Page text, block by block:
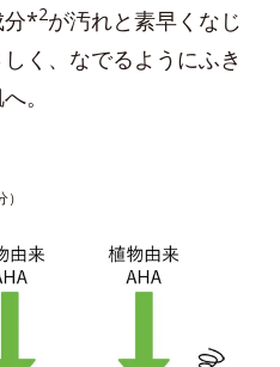
分*2が汚れと素早くなじ
く、なでるようにふき
。